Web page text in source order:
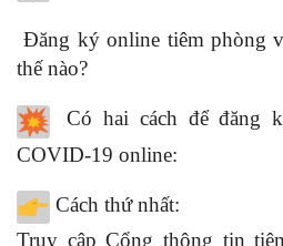
Đăng ký online tiêm phòng
thế nào?
Có hai cách để đăng
COVID-19 online:
Cách thứ nhất:
Truy cập Cổng thông tin